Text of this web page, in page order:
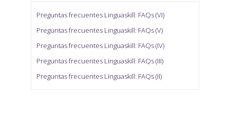
Preguntas frecuentes Linguaskill: FAQs (VI)
Preguntas frecuentes Linguaskill: FAQs (V)
Preguntas frecuentes Linguaskill: FAQs (IV)
Preguntas frecuentes Linguaskill: FAQs (III)
Preguntas frecuentes Linguaskill: FAQs (II)